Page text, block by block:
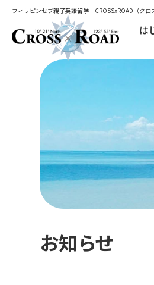
フィリピンセブ親子英語留学｜CROSSxROAD（クロ
は
お知らせ